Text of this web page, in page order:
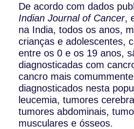
De acordo com dados
Indian Journal of Cancer,
na India, todos os anos,
crianças e adolescentes,
entre os 0 e os 19 anos,
diagnosticadas com
cancro mais comummente
diagnosticados nesta
leucemia, tumores
tumores abdominais,
musculares e ósseos.